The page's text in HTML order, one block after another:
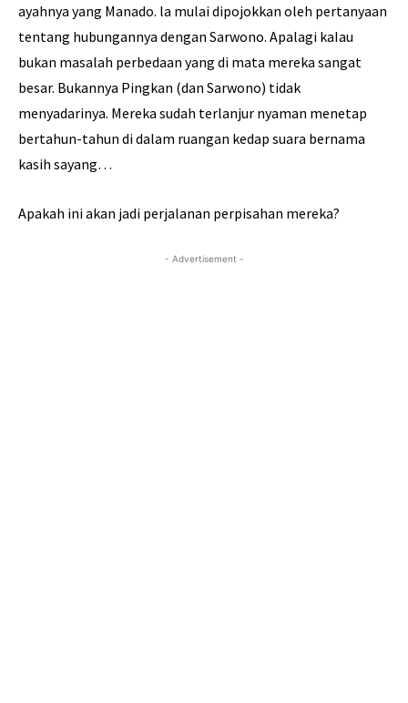
ayahnya yang Manado. la mulai dipojokkan oleh pertanyaan
tentang hubungannya dengan Sarwono. Apalagi kaIau
bukan masalah perbedaan yang di mata mereka sangat
besar. Bukannya Pingkan (dan Sarwono) tidak
menyadarinya. Mereka sudah terlanjur nyaman menetap
bertahun-tahun di dalam ruangan kedap suara bernama
kasih sayang…
Apakah ini akan jadi perjalanan perpisahan mereka?
- Advertisement -